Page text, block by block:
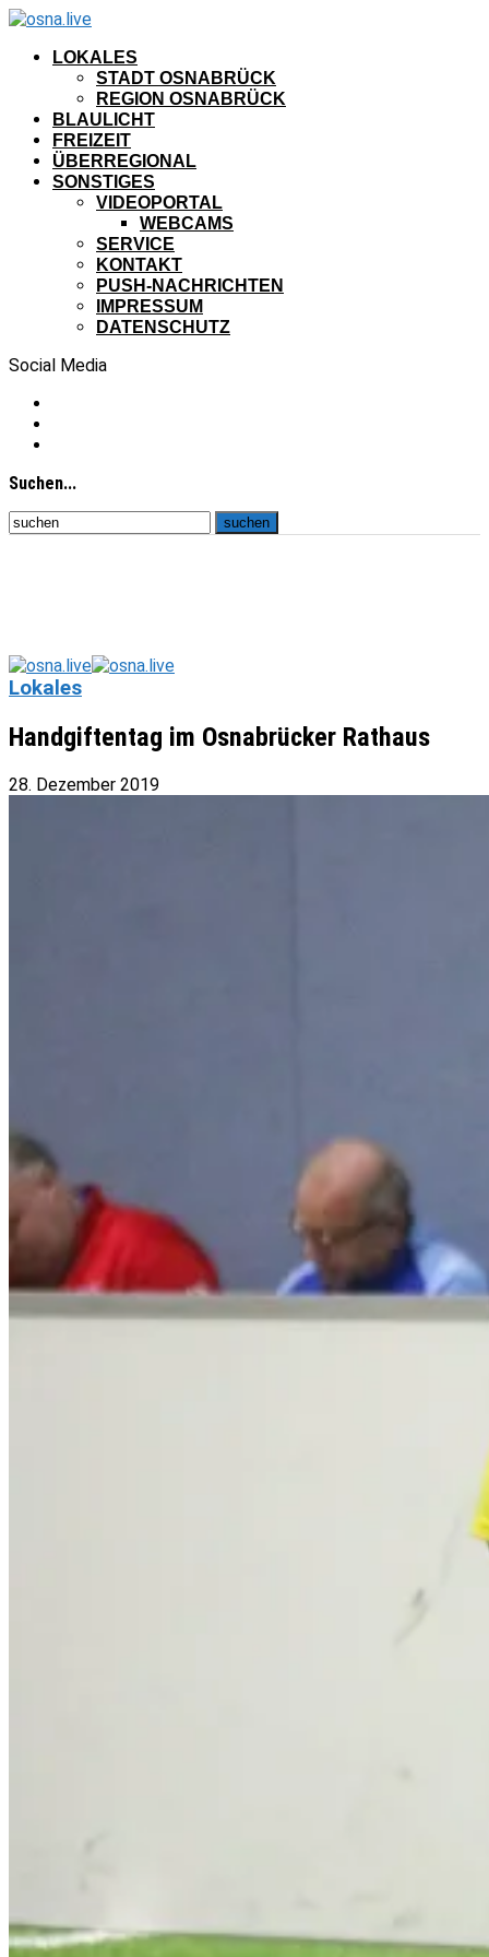
LOKALES
STADT OSNABRÜCK
REGION OSNABRÜCK
BLAULICHT
FREIZEIT
ÜBERREGIONAL
SONSTIGES
VIDEOPORTAL
WEBCAMS
SERVICE
KONTAKT
PUSH-NACHRICHTEN
IMPRESSUM
DATENSCHUTZ
Social Media
Suchen...
Lokales
Handgiftentag im Osnabrücker Rathaus
28. Dezember 2019